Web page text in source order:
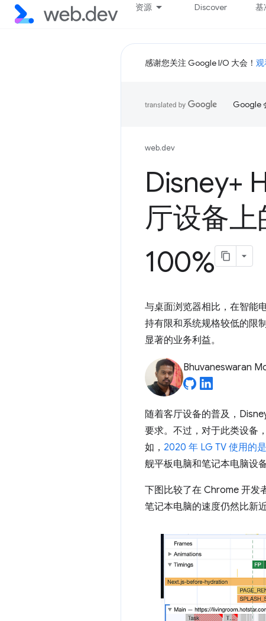
资源 Discover 基
感谢您关注 Google I/O 大会！ 观
Google
web.dev
Disney+
厅设备上
100%
与桌面浏览器相比，在智能
持有限和系统规格较低的限
显著的业务利益。
Bhuvaneswaran
随着客厅设备的普及，
要求。不过，对于此类设备
如， 2020 年 LG TV 使用的
舰平板电脑和笔记本电脑设
下图比较了在 Chrome 开发
笔记本电脑的速度仍然比新